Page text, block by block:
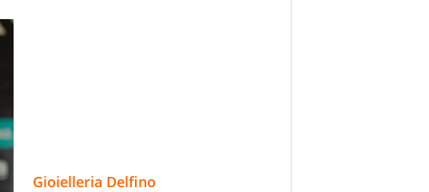
Gioielleria Delfino